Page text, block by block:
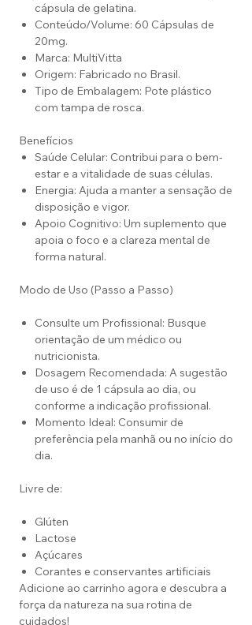
cápsula de gelatina.
Conteúdo/Volume: 60 Cápsulas de
20mg.
Marca: MultiVitta
Origem: Fabricado no Brasil.
Tipo de Embalagem: Pote plástico
com tampa de rosca.
Benefícios
Saúde Celular: Contribui para o bem-
estar e a vitalidade de suas células.
Energia: Ajuda a manter a sensação de
disposição e vigor.
Apoio Cognitivo: Um suplemento que
apoia o foco e a clareza mental de
forma natural.
Modo de Uso (Passo a Passo)
Consulte um Profissional: Busque
orientação de um médico ou
nutricionista.
Dosagem Recomendada: A sugestão
de uso é de 1 cápsula ao dia, ou
conforme a indicação profissional.
Momento Ideal: Consumir de
preferência pela manhã ou no início do
dia.
Livre de:
Glúten
Lactose
Açúcares
Corantes e conservantes artificiais
Adicione ao carrinho agora e descubra a
força da natureza na sua rotina de
cuidados!